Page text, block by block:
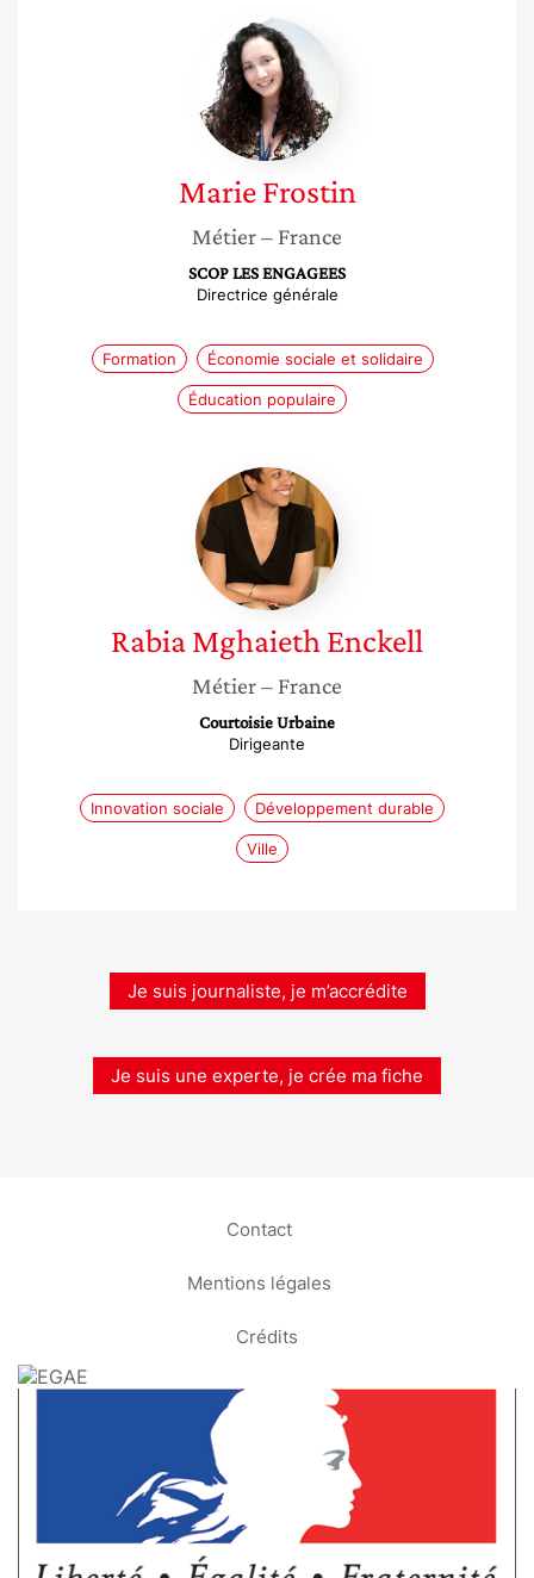
Marie
Frostin
Marie Frostin
Métier– France
SCOP LES ENGAGEES
Directrice générale
Formation Économie sociale et solidaire
Éducation populaire
Rabia
Mghaieth
Enckell
RabiaMghaieth Enckell
Métier– France
Courtoisie Urbaine
Dirigeante
Innovation sociale Développement durable
Ville
Je suis journaliste, je m’accrédite
Je suis une experte, je crée ma fiche
Contact
Mentions légales
Crédits